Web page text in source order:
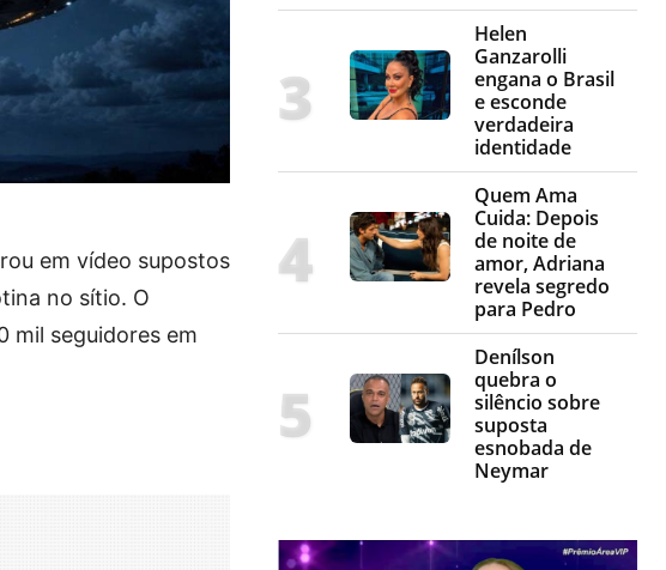
em vídeo supostos
no sítio. O
mil seguidores em
Helen
Ganzarolli
engana o Brasil
e esconde
verdadeira
identidade
Quem Ama
Cuida: Depois
de noite de
amor, Adriana
revela segredo
para Pedro
Denílson
quebra o
silêncio sobre
suposta
esnobada de
Neymar